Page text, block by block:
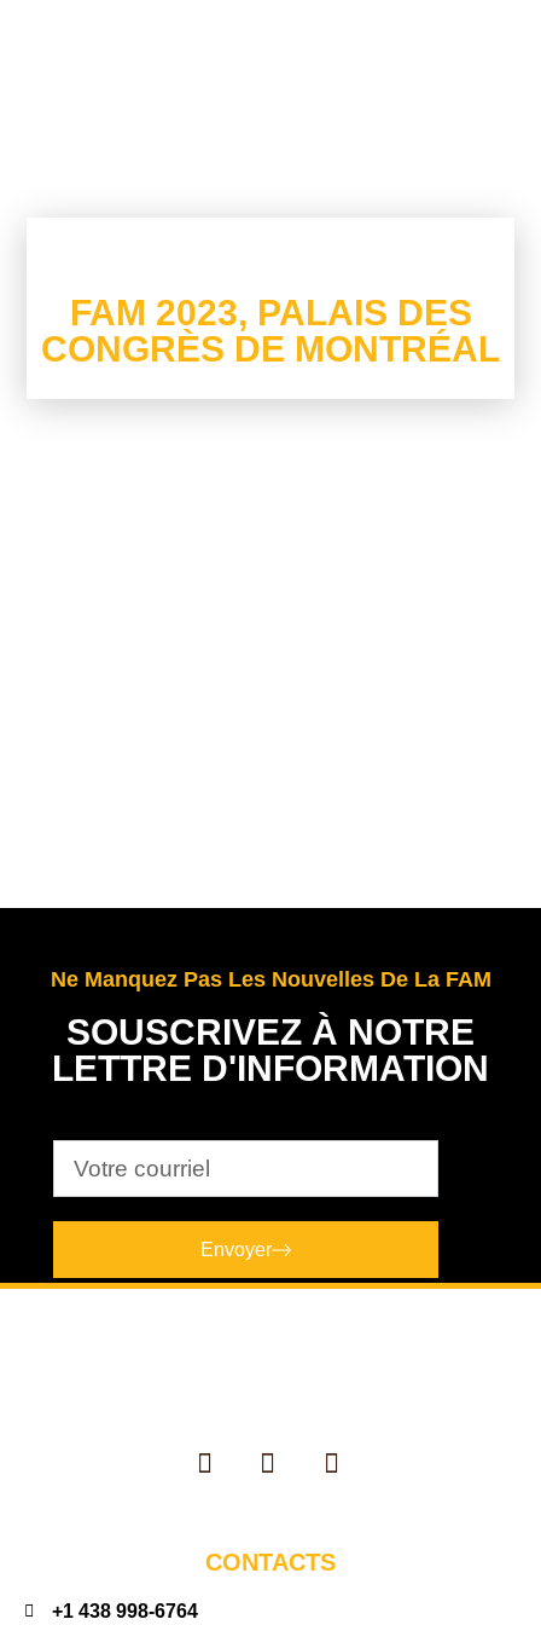
FAM 2023, PALAIS DES
CONGRÈS DE MONTRÉAL
Ne Manquez Pas Les Nouvelles De La FAM
SOUSCRIVEZ À NOTRE
LETTRE D'INFORMATION
Envoyer
CONTACTS
+1 438 998-6764